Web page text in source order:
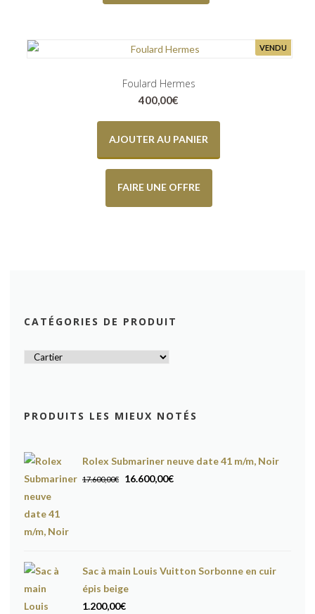
VENDU
Foulard Hermes
400,00€
AJOUTER AU PANIER
FAIRE UNE OFFRE
CATÉGORIES DE PRODUIT
PRODUITS LES MIEUX NOTÉS
Rolex Submariner neuve date 41 m/m, Noir
17.600,00€
Le
16.600,00€Le
Sac à main Louis Vuitton Sorbonne en cuir
épis beige
1.200,00€